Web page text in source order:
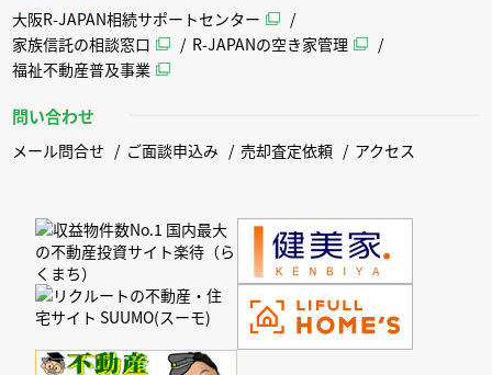
大阪R-JAPAN相続サポートセンター
家族信託の相談窓口
R-JAPANの空き家管理
福祉不動産普及事業
問い合わせ
メール問合せ ご面談申込み 売却査定依頼 アクセス